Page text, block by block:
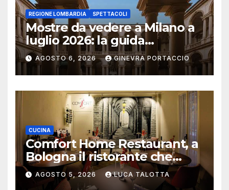
REGIONE LOMBARDIA SPETTACOLI
Mostre da vedere a Milano a
luglio 2026: la guida
aggiornata
AGOSTO 6, 2026 GINEVRA PORTACCIO
CUCINA
Comfort Home Restaurant, a
Bologna il ristorante che
trasforma l’ospitalità in
un’esperienza di casa
AGOSTO 5, 2026 LUCA TALOTTA